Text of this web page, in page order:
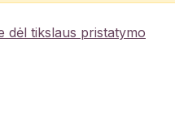
dėl tikslaus pristatymo